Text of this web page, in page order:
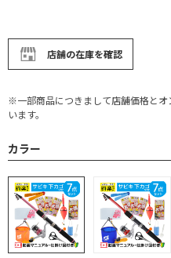
店舗の在庫を確認
※一部商品につきまして店舗価格と
います。
カラー